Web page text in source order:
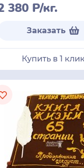
380 Р/кг.
Заказать
Купить в 1 клик